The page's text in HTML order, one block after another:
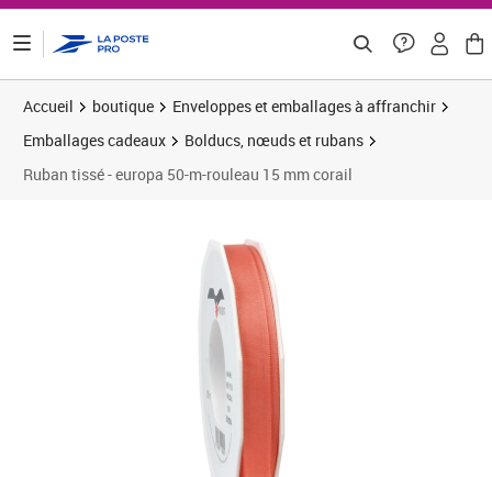
Accueil boutique
Enveloppes et emballages à affranchir
Emballages cadeaux
Bolducs, nœuds et rubans
Ruban tissé - europa 50-m-rouleau 15 mm corail